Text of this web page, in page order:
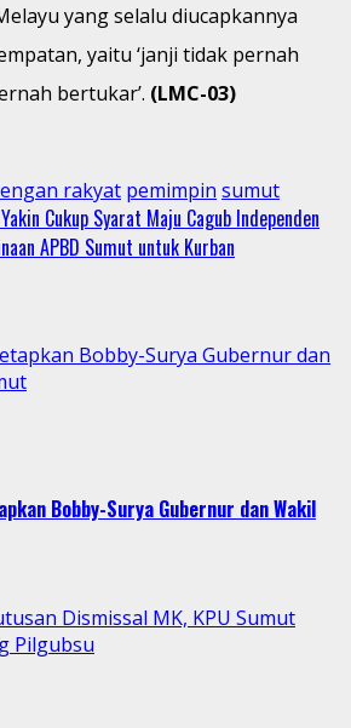
yang selalu diucapkannya
yaitu ‘janji tidak pernah
bertukar’. (LMC-03)
rakyat pemimpin sumut
Cukup Syarat Maju Cagub Independen
APBD Sumut untuk Kurban
Bobby-Surya Gubernur dan
Bobby-Surya Gubernur dan Wakil
Dismissal MK, KPU Sumut
Pilgubsu